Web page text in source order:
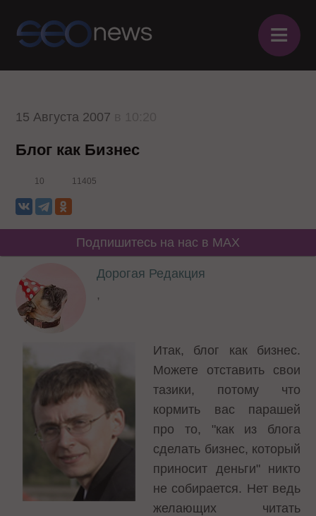
≡
15 Августа 2007
Блог как Бизнес
10 11405
Подпишитесь на нас в MAX
Дорогая Редакция
,
Итак, блог как бизнес.
Можете отставить свои
тазики, потому что
кормить вас парашей
про то, "как из блога
сделать бизнес, который
приносит деньги" никто
не собирается. Нет ведь
желающих читать